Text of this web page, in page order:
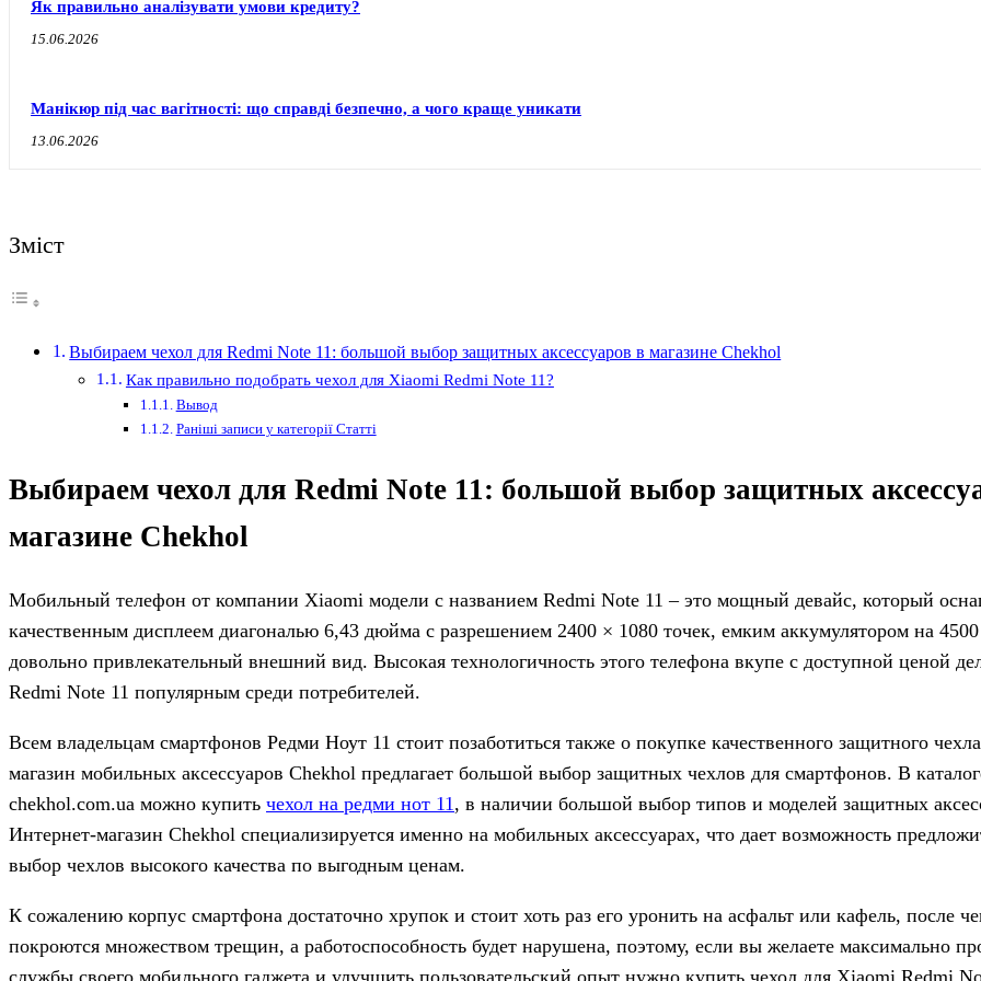
Як правильно аналізувати умови кредиту?
15.06.2026
Манікюр під час вагітності: що справді безпечно, а чого краще уникати
13.06.2026
Зміст
Выбираем чехол для Redmi Note 11: большой выбор защитных аксессуаров в магазине Chekhol
Как правильно подобрать чехол для Xiaomi Redmi Note 11?
Вывод
Раніші записи у категорії Статті
Выбираем чехол для Redmi Note 11: большой выбор защитных
магазине Chekhol
Мобильный телефон от компании Xiaomi модели с названием Redmi Note 11 – это мощный девайс, который
качественным дисплеем диагональю 6,43 дюйма с разрешением 2400 × 1080 точек, емким аккумулятором на
довольно привлекательный внешний вид. Высокая технологичность этого телефона вкупе с доступной ценой
Redmi Note 11 популярным среди потребителей.
Всем владельцам смартфонов Редми Ноут 11 стоит позаботиться также о покупке качественного защитного
магазин мобильных аксессуаров Chekhol предлагает большой выбор защитных чехлов для смартфонов. В
chekhol.com.ua можно купить чехол на редми нот 11, в наличии большой выбор типов и моделей защитных
Интернет-магазин Chekhol специализируется именно на мобильных аксессуарах, что дает возможность
выбор чехлов высокого качества по выгодным ценам.
К сожалению корпус смартфона достаточно хрупок и стоит хоть раз его уронить на асфальт или кафель, после
покроются множеством трещин, а работоспособность будет нарушена, поэтому, если вы желаете максимально
службы своего мобильного гаджета и улучшить пользовательский опыт нужно купить чехол для Xiaomi Redmi